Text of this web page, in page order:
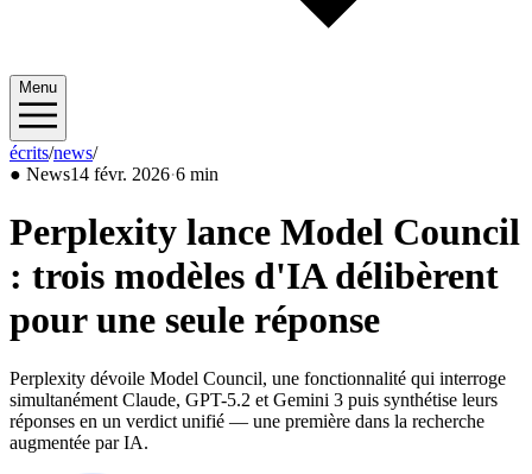
Menu
écrits/news/2026/02
● News14 févr. 2026·6 min
Perplexity lance Model Council
: trois modèles d'IA délibèrent
pour une seule réponse
Perplexity dévoile Model Council, une fonctionnalité qui interroge
simultanément Claude, GPT-5.2 et Gemini 3 puis synthétise leurs
réponses en un verdict unifié — une première dans la recherche
augmentée par IA.